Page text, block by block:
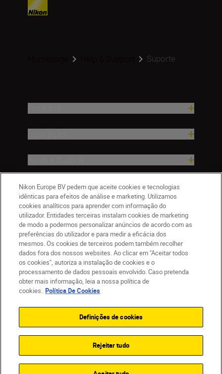
Suporte
Empresa
PT Nikon Sites
Contacte-nos
Aviso de Privacidade
Termos de utilização
Política de Cookies
Definições de Cookies
Nikon Europe BV pedem que aceite cookies e tecnologias
idênticas para efeitos de análise e marketing. Utilizamos
cookies analíticos para aprender com informação do
utilizador. Entidades terceiras instalam cookies de marketing
de modo a podermos personalizar anúncios de acordo com as
preferências do utilizador e para medir a eficácia dos
mesmos. Os cookies de terceiros podem também recolher
dados fora dos nossos websites. Ao clicar em "Aceitar todos
os cookies", autoriza a instalação de cookies e o
processamento de dados pessoais envolvido. Caso pretenda
obter mais informação, leia a nossa política de
cookies. Política De Cookies
Definições de cookies
Rejeitar tudo